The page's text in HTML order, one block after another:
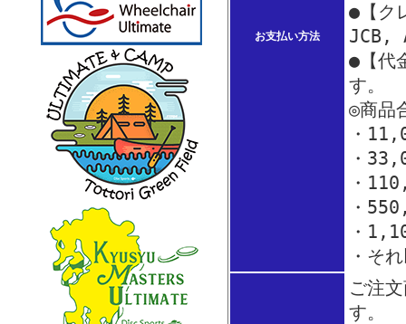
お支払い方法
●【ク
JCB,
●【代
す。
◎商品
・
・
・
・
・
・そ
ご注
す。